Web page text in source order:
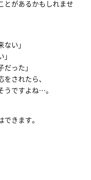
とがあるかもしれませ
ない」
」
だった」
をされたら、
うですよね…。
できます。